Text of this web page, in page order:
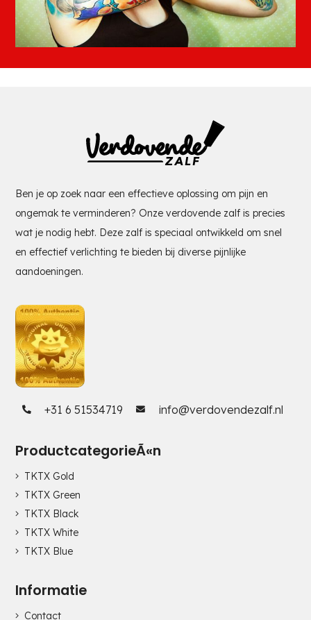
Ben je op zoek naar een effectieve oplossing om pijn en
ongemak te verminderen? Onze verdovende zalf is precies
wat je nodig hebt. Deze zalf is speciaal ontwikkeld om snel
en effectief verlichting te bieden bij diverse pijnlijke
aandoeningen.
+31 6 51534719 info@verdovendezalf.nl
ProductcategorieÃ«n
TKTX Gold
TKTX Green
TKTX Black
TKTX White
TKTX Blue
Informatie
Contact